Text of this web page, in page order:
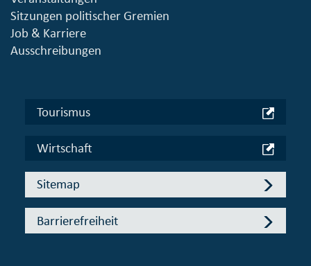
Sitzungen politischer Gremien
Job & Karriere
Ausschreibungen
Tourismus
Wirtschaft
Sitemap
Barrierefreiheit